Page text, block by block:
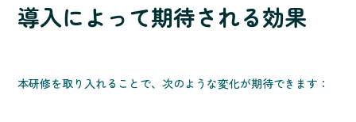
導入によって期待される効果
本研修を取り入れることで、次のような変化が期待できます：